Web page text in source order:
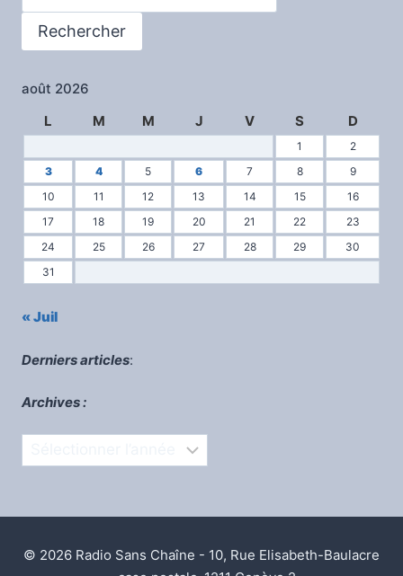
DES
Rechercher
août 2026
L
M M J V S D
1
2
3
4 5 6 7 8
9
10
11 12 13 14 15
16
17
18 19 20 21 22
23
24
25 26 27 28 29
30
31
« Juil
Derniers articles:
Archives :
© 2026 Radio Sans Chaîne - 10, Rue Elisabeth-Baulacre